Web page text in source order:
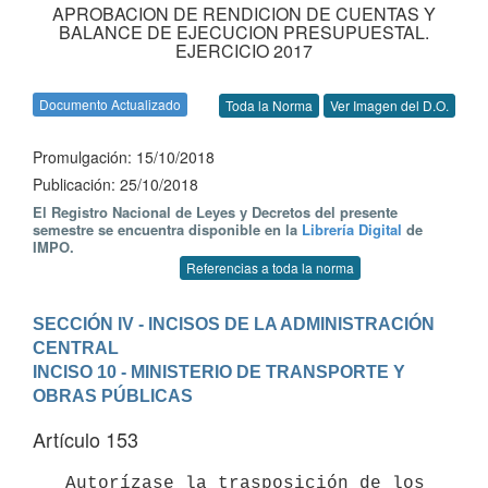
APROBACION DE RENDICION DE CUENTAS Y
BALANCE DE EJECUCION PRESUPUESTAL.
EJERCICIO 2017
Documento Actualizado Toda la Norma Ver Imagen del D.O.
Promulgación: 15/10/2018
Publicación: 25/10/2018
El Registro Nacional de Leyes y Decretos del presente
semestre se encuentra disponible en la Librería Digital de
IMPO.
Referencias a toda la norma
SECCIÓN IV - INCISOS DE LA ADMINISTRACIÓN
CENTRAL
INCISO 10 - MINISTERIO DE TRANSPORTE Y
OBRAS PÚBLICAS
Artículo 153